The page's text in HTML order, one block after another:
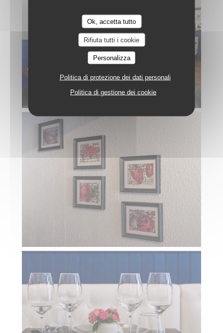
Ok, accetta tutto
Rifiuta tutti i cookie
Personalizza
Politica di protezione dei dati personali
Politica di gestione dei cookie